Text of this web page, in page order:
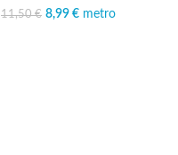
11,50€
El precio original era:
8,99 € El precio actual es:
metro